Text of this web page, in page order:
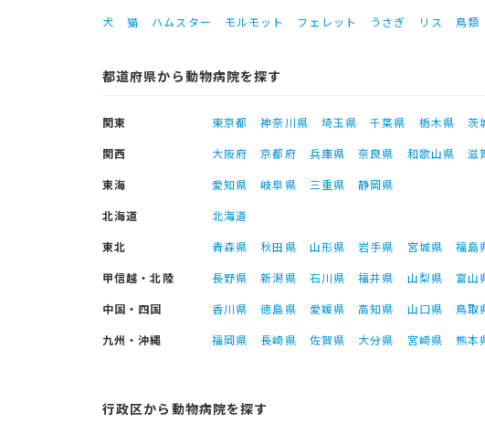
犬 猫 ハムスター モルモット フェレット うさぎ リス 鳥類
都道府県から動物病院を探す
関東 東京都 神奈川県 埼玉県 千葉県 栃木県 茨
関西
大阪府 京都府 兵庫県 奈良県 和歌山県
滋
東海
愛知県 岐阜県 三重県
静岡県
北海道
北海道
東北
青森県 秋田県 山形県 岩手県 宮城県
福島
甲信越・北陸
長野県 新潟県 石川県 福井県 山梨県
富山
中国・四国
香川県 徳島県 愛媛県 高知県 山口県 鳥取
九州・沖縄
福岡県 長崎県 佐賀県 大分県 宮崎県 熊本
行政区から動物病院を探す